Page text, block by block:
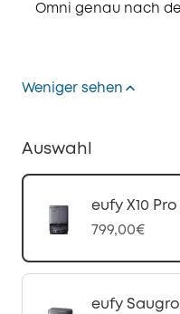
Omni genau nach
Weniger sehen
Auswahl
eufy X10
799,00€
eufy